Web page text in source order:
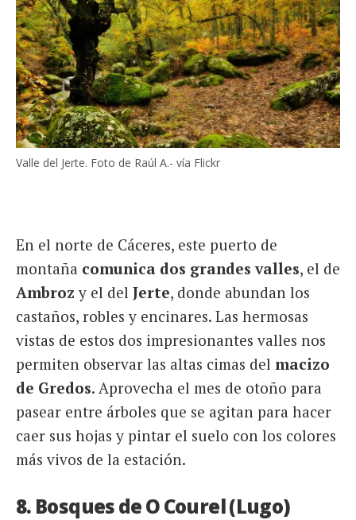
Valle del Jerte. Foto de Raúl A.- vía Flickr
En el norte de Cáceres, este puerto de
montaña comunica dos grandes valles, el de
Ambroz y el del Jerte, donde abundan los
castaños, robles y encinares. Las hermosas
vistas de estos dos impresionantes valles nos
permiten observar las altas cimas del macizo
de Gredos. Aprovecha el mes de otoño para
pasear entre árboles que se agitan para hacer
caer sus hojas y pintar el suelo con los colores
más vivos de la estación.
8. Bosques de O Courel (Lugo)